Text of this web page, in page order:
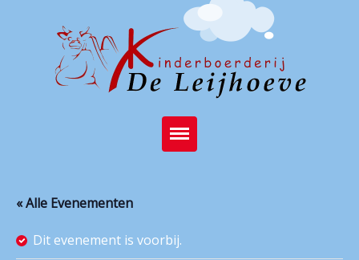
Brasserie
Kinderboerderij
« Alle Evenementen
Dit evenement is voorbij.